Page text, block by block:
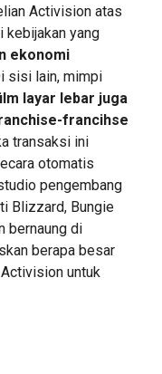
Activision atas
kebijakan yang
ekonomi
sisi lain, mimpi
layar lebar juga
francihse
transaksi ini
otomatis
pengembang
Blizzard, Bungie
bernaung di
berapa besar
untuk